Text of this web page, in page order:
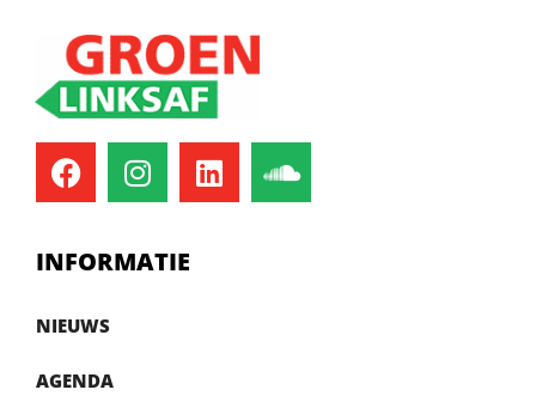
INFORMATIE
NIEUWS
AGENDA